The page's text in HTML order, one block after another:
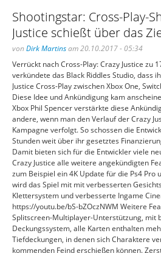
Shootingstar: Cross-Play-
Justice schießt über das
von Dirk Martinsam 20.10.2017 - 05:34
Verrückt nach Cross-Play: Crazy Justice zu
verkündete das Black Riddles Studio, dass
Justice Cross-Play zwischen Xbox One,
Diese Idee und Ankündigung kam
Xbox Phil Spencer verstärkte diese
andere, wenn man den Verlauf der Crazy
Kampagne verfolgt. So schossen die
Stunden weit über ihr gesetztes
Damit bieten sich für die Entwickler viele
Crazy Justice alle weitere angekündigten
zum Beispiel ein 4K Update für die Ps4 Pro
wird das Spiel mit mit verbesserten
Klettersystem und verbesserte Ingame
https://youtu.be/bS-bZOczNWM Weitere
Splitscreen-Multiplayer-Unterstützung, mit
Deckungssystem, alle Karten enthalten
Tiefdeckungen, in denen sich Charaktere
kommenden Feind erschießen können.